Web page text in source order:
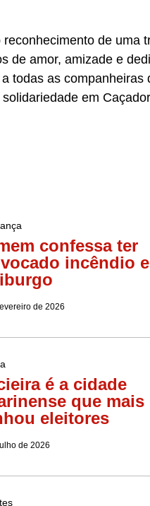
de uma
de amor, amizade e
todas as companheiras
em
confessa ter
incêndio
de 2026
é a cidade
que mais
eleitores
de 2026